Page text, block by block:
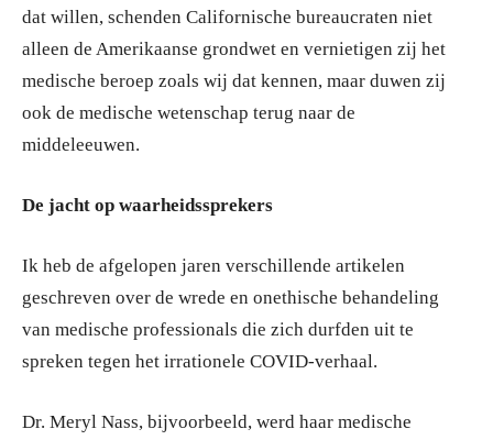
dat willen, schenden Californische bureaucraten niet
alleen de Amerikaanse grondwet en vernietigen zij het
medische beroep zoals wij dat kennen, maar duwen zij
ook de medische wetenschap terug naar de
middeleeuwen.
De jacht op waarheidssprekers
Ik heb de afgelopen jaren verschillende artikelen
geschreven over de wrede en onethische behandeling
van medische professionals die zich durfden uit te
spreken tegen het irrationele COVID-verhaal.
Dr. Meryl Nass, bijvoorbeeld, werd haar medische